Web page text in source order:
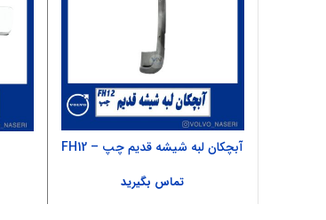
آبچکان لبه شیشه قدیم چپ – FH12
تماس بگیرید